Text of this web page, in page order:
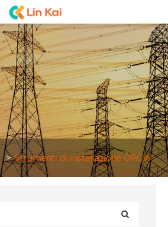
Strumenti di installazione OPGW